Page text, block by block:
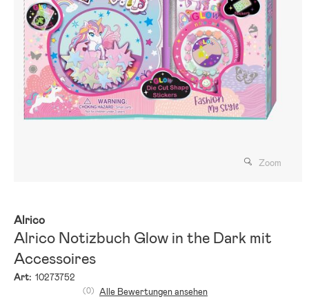
Zoom
Alrico
Alrico Notizbuch Glow in the Dark mit
Accessoires
Art: 10273752
(0) Alle Bewertungen ansehen